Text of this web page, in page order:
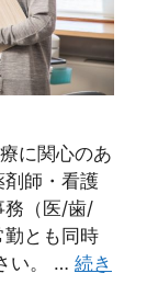
に関心のあ
剤師・看護
務（医/歯/
とも同時
い。 … 続き